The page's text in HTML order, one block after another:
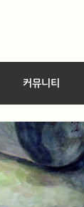
커뮤니티